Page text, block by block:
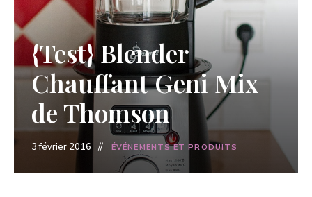
{Test} Blender
Chauffant Geni Mix
de Thomson
3 février 2016 ÉVÉNEMENTS ET PRODUITS